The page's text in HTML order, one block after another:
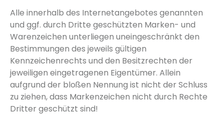
Alle innerhalb des Internetangebotes genannten
und ggf. durch Dritte geschützten Marken- und
Warenzeichen unterliegen uneingeschränkt den
Bestimmungen des jeweils gültigen
Kennzeichenrechts und den Besitzrechten der
jeweiligen eingetragenen Eigentümer. Allein
aufgrund der bloßen Nennung ist nicht der Schluss
zu ziehen, dass Markenzeichen nicht durch Rechte
Dritter geschützt sind!